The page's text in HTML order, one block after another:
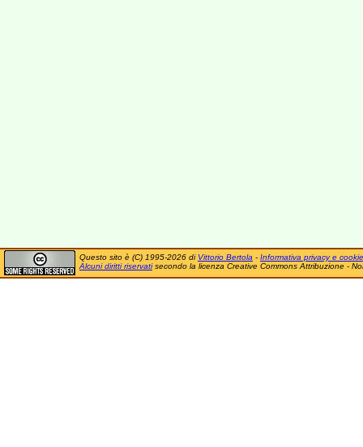
Questo sito è (C) 1995-2026 di Vittorio Bertola - Informativa privacy e cookie
Alcuni diritti riservatisecondo la licenza Creative Commons Attribuzione -